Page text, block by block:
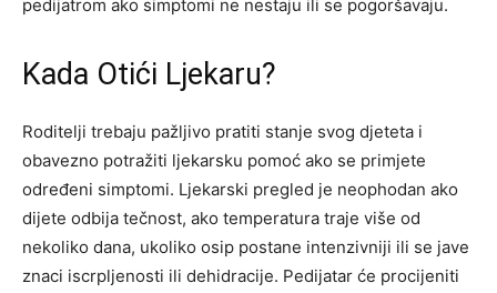
pedijatrom ako simptomi ne nestaju ili se pogoršavaju.
Kada Otići Ljekaru?
Roditelji trebaju pažljivo pratiti stanje svog djeteta i
obavezno potražiti ljekarsku pomoć ako se primjete
određeni simptomi. Ljekarski pregled je neophodan ako
dijete odbija tečnost, ako temperatura traje više od
nekoliko dana, ukoliko osip postane intenzivniji ili se jave
znaci iscrpljenosti ili dehidracije. Pedijatar će procijeniti